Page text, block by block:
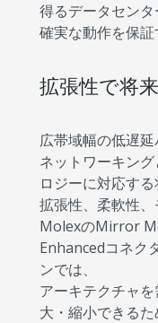
得るデータセンタ
確実な動作を保証
拡張性で将
広帯域幅の低遅
ネットワーキン
ロジーに対応する
拡張性、柔軟性、
MolexのMirror
Enhancedコネク
ンでは、
アーキテクチャ
大・縮小できるた